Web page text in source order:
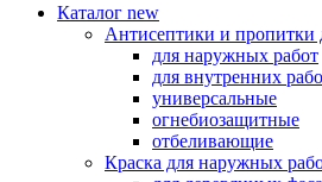
Каталог new
Антисептики и пропитки
для наружных работ
для внутренних
универсальные
огнебиозащитные
отбеливающие
Краска для наружных